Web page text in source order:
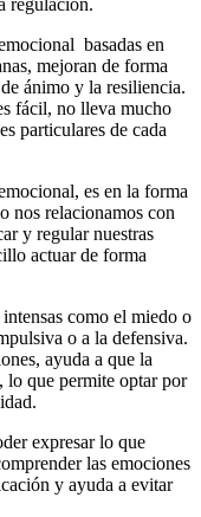
basadas en
mejoran de forma
ánimo y la resiliencia.
fácil, no lleva mucho
particulares de cada
es en la forma
nos relacionamos con
y regular nuestras
actuar de forma
como el miedo o
o a la defensiva.
ayuda a que la
lo que permite optar por
expresar lo que
las emociones
y ayuda a evitar